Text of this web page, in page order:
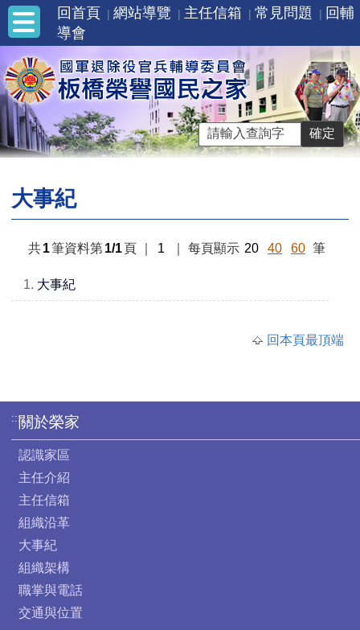
回首頁 網站導覽 主任信箱 常見問題
回輔
導會
大事紀
共1筆資料第1/1頁 1 每頁顯示 20 40 60 筆
1. 大事紀
回本頁最頂端
:::關於榮家
認識家區
主任介紹
主任信箱
組織沿革
大事紀
組織架構
職掌與電話
交通與位置